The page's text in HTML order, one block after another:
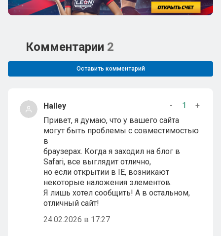
Комментарии 2
Оставить комментарий
Halley - 1
+
Привет, я думаю, что у вашего сайта
могут быть проблемы с совместимостью
в
браузерах. Когда я заходил на блог в
Safari, все выглядит отлично,
но если открытии в IE, возникают
некоторые наложения элементов.
Я лишь хотел сообщить! А в остальном,
отличный сайт!
24.02.2026 в 17:27